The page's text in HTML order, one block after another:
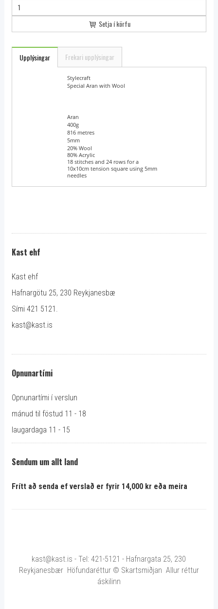
Setja í körfu
Upplýsingar Frekari upplýsingar
Stylecraft
Special Aran with Wool
Aran
400g
816 metres
5mm
20% Wool
80% Acrylic
18 stitches and 24 rows for a
10x10cm tension square using 5mm
needles
Kast ehf
Kast ehf
Hafnargötu 25, 230 Reykjanesbæ
Sími 421 5121.
kast@kast.is
Opnunartími
Opnunartími í verslun
mánud til föstud 11 - 18
laugardaga 11 - 15
Sendum um allt land
Frítt að senda ef verslað er fyrir 14,000 kr eða meira
kast@kast.is - Tel: 421-5121 - Hafnargata 25, 230
Reykjanesbær Höfundaréttur © Skartsmiðjan Allur réttur
áskilinn